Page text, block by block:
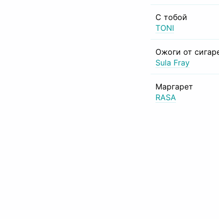
С тобой
TONI
Ожоги от
Sula Fray
Маргарет
RASA